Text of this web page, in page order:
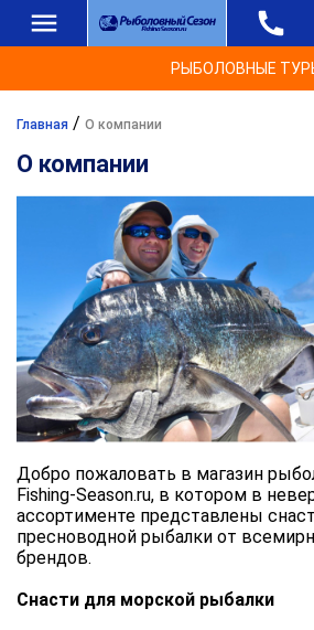
РЫБОЛОВНЫЕ
Главная / О компании
О компании
Добро пожаловать в магазин
Fishing-Season.ru, в котором в
ассортименте представлены
пресноводной рыбалки от
брендов.
Снасти для морской рыбалки